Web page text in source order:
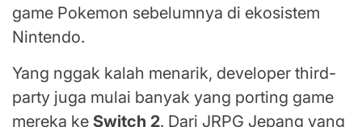
game Pokemon sebelumnya di ekosistem
Nintendo.
Yang nggak kalah menarik, developer third-
party juga mulai banyak yang porting game
mereka ke Switch 2. Dari JRPG Jepang yang